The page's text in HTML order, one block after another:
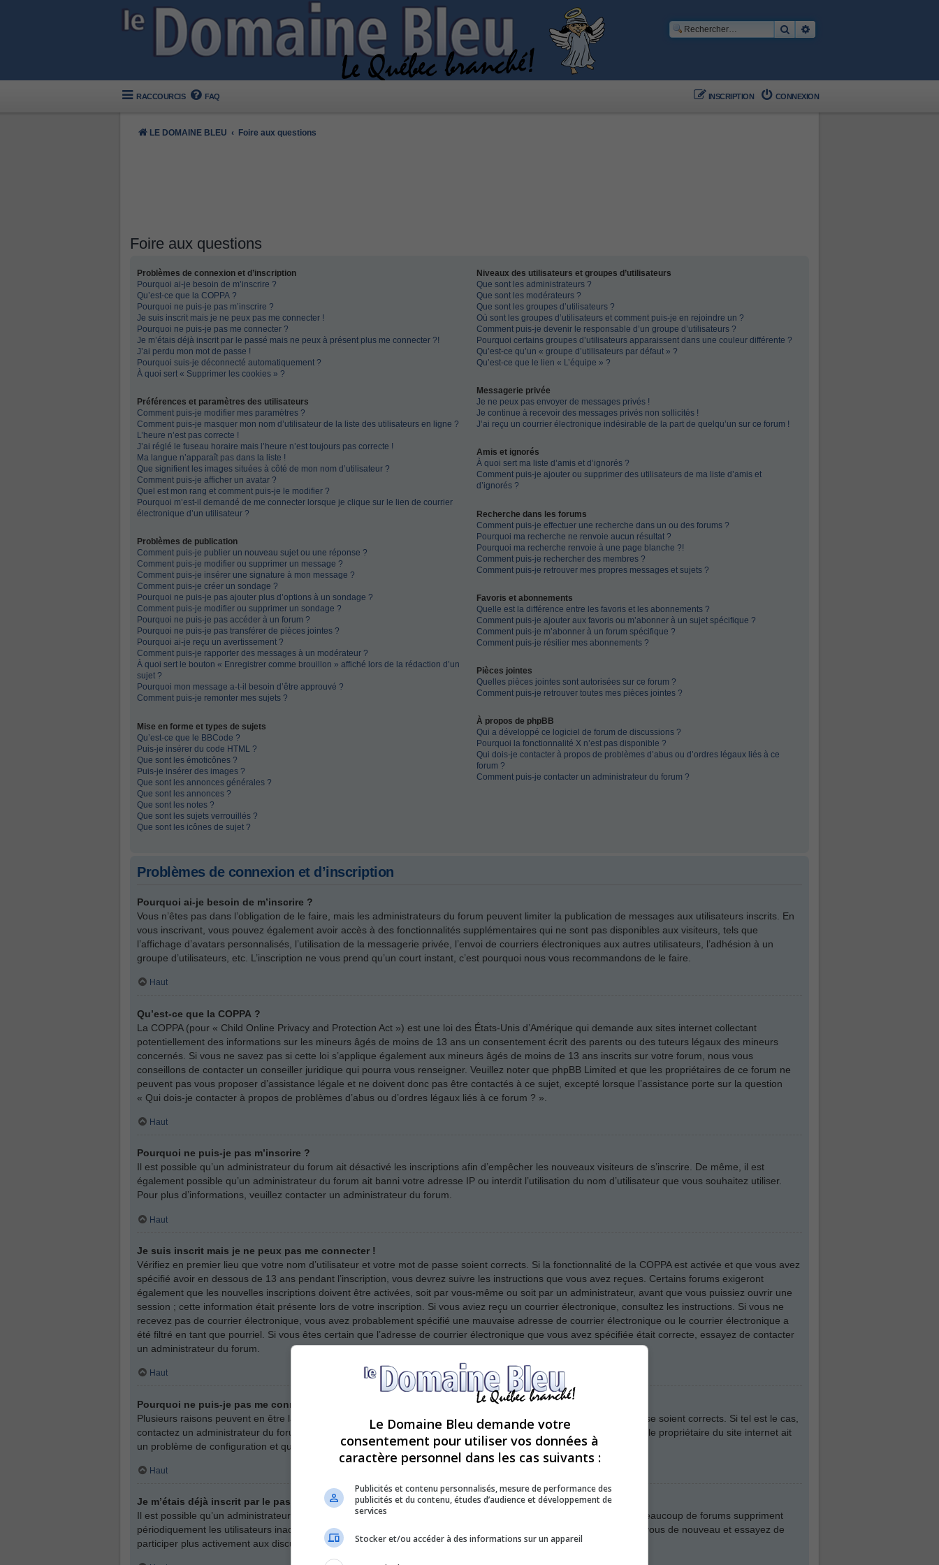
Rechercher
RACCOURCIS FAQ CONNEXION
INSCRIPTION
LE DOMAINE BLEU Foire aux questions
Foire aux questions
Problèmes de connexion et d’inscription
Pourquoi ai-je besoin de m’inscrire ?
Qu’est-ce que la COPPA ?
Pourquoi ne puis-je pas m’inscrire ?
Je suis inscrit mais je ne peux pas me connecter !
Pourquoi ne puis-je pas me connecter ?
Je m’étais déjà inscrit par le passé mais ne peux à présent plus me connecter ?!
J’ai perdu mon mot de passe !
Pourquoi suis-je déconnecté automatiquement ?
À quoi sert « Supprimer les cookies » ?
Préférences et paramètres des utilisateurs
Comment puis-je modifier mes paramètres ?
Comment puis-je masquer mon nom d’utilisateur de la liste des utilisateurs en ligne ?
L’heure n’est pas correcte !
J’ai réglé le fuseau horaire mais l’heure n’est toujours pas correcte !
Ma langue n’apparaît pas dans la liste !
Que signifient les images situées à côté de mon nom d’utilisateur ?
Comment puis-je afficher un avatar ?
Quel est mon rang et comment puis-je le modifier ?
Pourquoi m’est-il demandé de me connecter lorsque je clique sur le lien de courrier
électronique d’un utilisateur ?
Problèmes de publication
Comment puis-je publier un nouveau sujet ou une réponse ?
Comment puis-je modifier ou supprimer un message ?
Comment puis-je insérer une signature à mon message ?
Comment puis-je créer un sondage ?
Pourquoi ne puis-je pas ajouter plus d’options à un sondage ?
Comment puis-je modifier ou supprimer un sondage ?
Pourquoi ne puis-je pas accéder à un forum ?
Pourquoi ne puis-je pas transférer de pièces jointes ?
Pourquoi ai-je reçu un avertissement ?
Comment puis-je rapporter des messages à un modérateur ?
À quoi sert le bouton « Enregistrer comme brouillon » affiché lors de la rédaction d’un
sujet ?
Pourquoi mon message a-t-il besoin d’être approuvé ?
Comment puis-je remonter mes sujets ?
Mise en forme et types de sujets
Qu’est-ce que le BBCode ?
Puis-je insérer du code HTML ?
Que sont les émoticônes ?
Puis-je insérer des images ?
Que sont les annonces générales ?
Que sont les annonces ?
Que sont les notes ?
Que sont les sujets verrouillés ?
Que sont les icônes de sujet ?
Niveaux des utilisateurs et groupes d’utilisateurs
Que sont les administrateurs ?
Que sont les modérateurs ?
Que sont les groupes d’utilisateurs ?
Où sont les groupes d’utilisateurs et comment puis-je en rejoindre un ?
Comment puis-je devenir le responsable d’un groupe d’utilisateurs ?
Pourquoi certains groupes d’utilisateurs apparaissent dans une couleur différente ?
Qu’est-ce qu’un « groupe d’utilisateurs par défaut » ?
Qu’est-ce que le lien « L’équipe » ?
Messagerie privée
Je ne peux pas envoyer de messages privés !
Je continue à recevoir des messages privés non sollicités !
J’ai reçu un courrier électronique indésirable de la part de quelqu’un sur ce forum !
Amis et ignorés
À quoi sert ma liste d’amis et d’ignorés ?
Comment puis-je ajouter ou supprimer des utilisateurs de ma liste d’amis et
d’ignorés ?
Recherche dans les forums
Comment puis-je effectuer une recherche dans un ou des forums ?
Pourquoi ma recherche ne renvoie aucun résultat ?
Pourquoi ma recherche renvoie à une page blanche ?!
Comment puis-je rechercher des membres ?
Comment puis-je retrouver mes propres messages et sujets ?
Favoris et abonnements
Quelle est la différence entre les favoris et les abonnements ?
Comment puis-je ajouter aux favoris ou m’abonner à un sujet spécifique ?
Comment puis-je m’abonner à un forum spécifique ?
Comment puis-je résilier mes abonnements ?
Pièces jointes
Quelles pièces jointes sont autorisées sur ce forum ?
Comment puis-je retrouver toutes mes pièces jointes ?
À propos de phpBB
Qui a développé ce logiciel de forum de discussions ?
Pourquoi la fonctionnalité X n’est pas disponible ?
Qui dois-je contacter à propos de problèmes d’abus ou d’ordres légaux liés à ce
forum ?
Comment puis-je contacter un administrateur du forum ?
Problèmes de connexion et d’inscription
Pourquoi ai-je besoin de m’inscrire ?
Vous n’êtes pas dans l’obligation de le faire, mais les administrateurs du forum peuvent limiter la publication de messages aux utilisateurs inscrits. En
vous inscrivant, vous pouvez également avoir accès à des fonctionnalités supplémentaires qui ne sont pas disponibles aux visiteurs, tels que
l’affichage d’avatars personnalisés, l’utilisation de la messagerie privée, l’envoi de courriers électroniques aux autres utilisateurs, l’adhésion à un
groupe d’utilisateurs, etc. L’inscription ne vous prend qu’un court instant, c’est pourquoi nous vous recommandons de le faire.
Haut
Qu’est-ce que la COPPA ?
La COPPA (pour « Child Online Privacy and Protection Act ») est une loi des États-Unis d’Amérique qui demande aux sites internet collectant
potentiellement des informations sur les mineurs âgés de moins de 13 ans un consentement écrit des parents ou des tuteurs légaux des mineurs
concernés. Si vous ne savez pas si cette loi s’applique également aux mineurs âgés de moins de 13 ans inscrits sur votre forum, nous vous
conseillons de contacter un conseiller juridique qui pourra vous renseigner. Veuillez noter que phpBB Limited et que les propriétaires de ce forum ne
peuvent pas vous proposer d’assistance légale et ne doivent donc pas être contactés à ce sujet, excepté lorsque l’assistance porte sur la question
« Qui dois-je contacter à propos de problèmes d’abus ou d’ordres légaux liés à ce forum ? ».
Haut
Pourquoi ne puis-je pas m’inscrire ?
Il est possible qu’un administrateur du forum ait désactivé les inscriptions afin d’empêcher les nouveaux visiteurs de s’inscrire. De même, il est
également possible qu’un administrateur du forum ait banni votre adresse IP ou interdit l’utilisation du nom d’utilisateur que vous souhaitez utiliser.
Pour plus d’informations, veuillez contacter un administrateur du forum.
Haut
Je suis inscrit mais je ne peux pas me connecter !
Vérifiez en premier lieu que votre nom d’utilisateur et votre mot de passe soient corrects. Si la fonctionnalité de la COPPA est activée et que vous avez
spécifié avoir en dessous de 13 ans pendant l’inscription, vous devrez suivre les instructions que vous avez reçues. Certains forums exigeront
également que les nouvelles inscriptions doivent être activées, soit par vous-même ou soit par un administrateur, avant que vous puissiez ouvrir une
session ; cette information était présente lors de votre inscription. Si vous aviez reçu un courrier électronique, consultez les instructions. Si vous ne
recevez pas de courrier électronique, vous avez probablement spécifié une mauvaise adresse de courrier électronique ou le courrier électronique a
été filtré en tant que pourriel. Si vous êtes certain que l’adresse de courrier électronique que vous avez spécifiée était correcte, essayez de contacter
un administrateur du forum.
Haut
Pourquoi ne puis-je pas me connecter ?
Plusieurs raisons peuvent en être la cause. Assurez-vous avant tout que votre nom d’utilisateur et votre mot de passe soient corrects. Si tel est le cas,
contactez un administrateur du forum afin de vous assurer de ne pas avoir été banni. Il est également possible que le propriétaire du site internet ait
un problème de configuration et qu’il soit nécessaire de la corriger.
Haut
Je m’étais déjà inscrit par le passé mais ne peux à présent plus me connecter ?!
Il est possible qu’un administrateur ait désactivé ou supprimé votre compte pour une quelconque raison. De plus, beaucoup de forums suppriment
périodiquement les utilisateurs inactifs afin de réduire la taille de leur base de données. Si tel était le cas, inscrivez-vous de nouveau et essayez de
participer plus activement aux discussions du forum.
Le Domaine Bleu demande votre
consentement pour utiliser vos données à
caractère personnel dans les cas suivants :
Publicités et contenu personnalisés, mesure de performance des
publicités et du contenu, études d’audience et développement de
services
Stocker et/ou accéder à des informations sur un appareil